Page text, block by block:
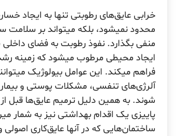
خرابی عایق‌های رطوبتی تنها به ایجاد
محدود نمیشود، بلکه میتواند بر سلامت
منفی بگذارد. نفوذ رطوبت به فضای
ایجاد محیطی مرطوب میشود که زمینه
فراهم میکند. این عوامل بیولوژیک
آلرژی‌های تنفسی، مشکلات پوستی و
شوند. به همین دلیل ترمیم عایق‌ها قبل
پاییزی یک اقدام بهداشتی نیز به شمار
ساختمان‌هایی که در آنها عایق‌کاری